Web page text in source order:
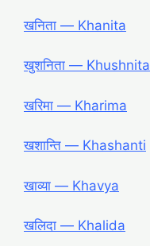
खनिता ― Khanita
खुशनिता ― Khushnita
खरिमा ― Kharima
खशान्ति ― Khashanti
खाव्या ― Khavya
खलिदा ― Khalida